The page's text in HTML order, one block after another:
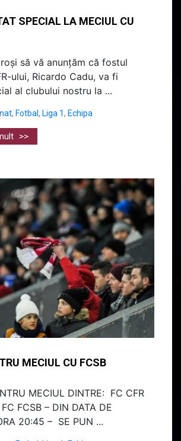
SPECIAL LA MECIUL CU
să vă anunțăm că fostul
ului, Ricardo Cadu, va fi
al clubului nostru la ...
, Fotbal, Liga 1, Echipa
>>
MECIUL CU FCSB
MECIUL DINTRE: FC CFR
FCSB – DIN DATA DE
20:45 – SE PUN ...